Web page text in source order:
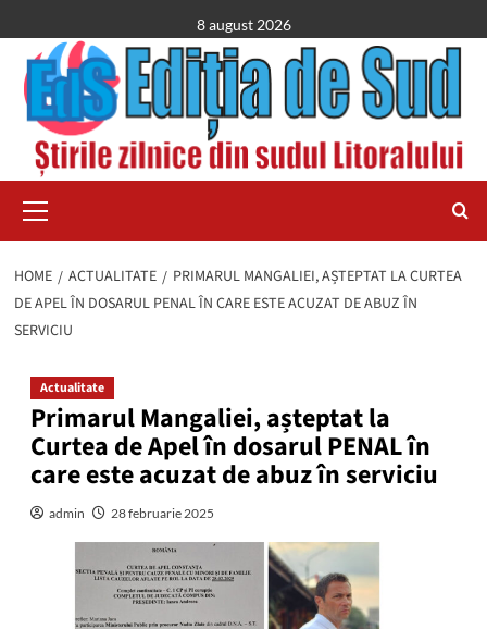
to
content
8 august 2026
Menu
HOME ACTUALITATE
PRIMARUL MANGALIEI, AȘTEPTAT LA CURTEA
DE APEL ÎN DOSARUL PENAL ÎN CARE ESTE ACUZAT DE ABUZ ÎN
SERVICIU
Actualitate
Primarul Mangaliei, așteptat la
Curtea de Apel în dosarul PENAL în
care este acuzat de abuz în serviciu
admin 28 februarie 2025